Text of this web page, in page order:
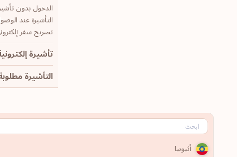
الدخول بدون
التأشيرة عند
تصريح سفر
تأشيرة
التأشيرة مطلوبة:
أثيوبيا